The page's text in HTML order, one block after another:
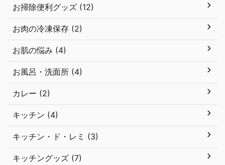
お掃除便利グッズ (12)
お肉の冷凍保存 (2)
お肌の悩み (4)
お風呂・洗面所 (4)
カレー (2)
キッチン (4)
キッチン・ド・レミ (3)
キッチングッズ (7)